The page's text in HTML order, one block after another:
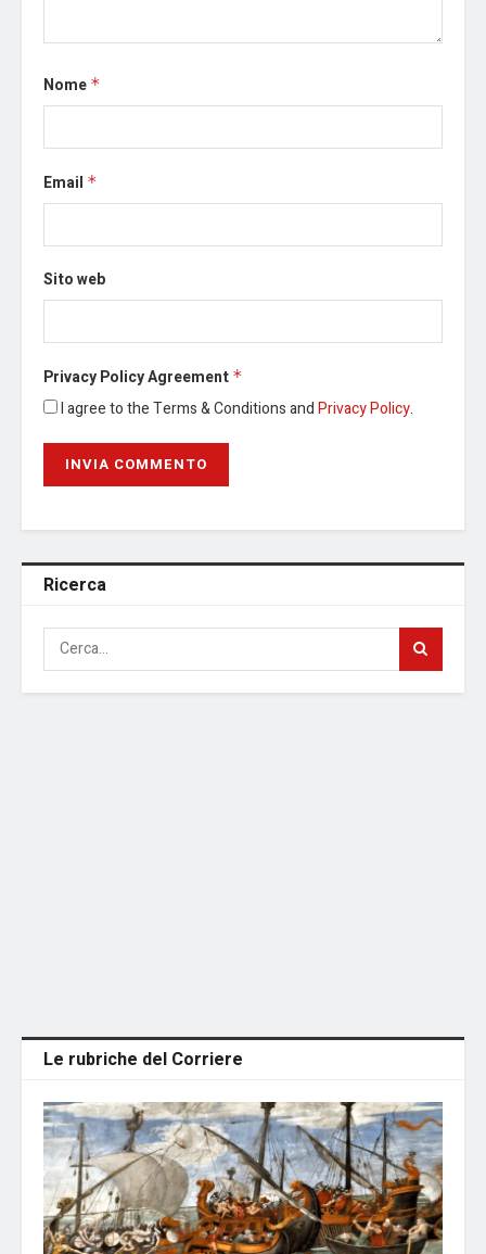
Nome *
Email *
Sito web
Privacy Policy Agreement *
I agree to the Terms & Conditions andPrivacy Policy.
Ricerca
Le rubriche del Corriere